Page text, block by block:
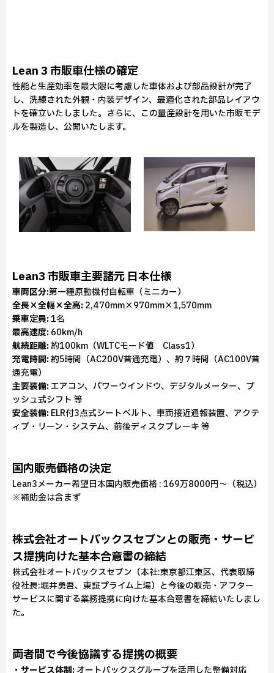
Lean 3 市販車仕様の確定
性能と生産効率を最大限に考慮した車体および部品設計が完了
し、洗練された外観・内装デザイン、最適化された部品レイアウ
トを確立いたしました。さらに、この量産設計を用いた市販モデ
ルを製造し、公開いたします。
Lean3 市販車主要諸元 日本仕様
車両区分:第一種原動機付自転車（ミニカー）
全長×全幅×全高:2,470mm×970mm×1,570mm
乗車定員:1名
最高速度:60km/h
航続距離:約100km（WLTCモード値 Class1）
充電時間:約5時間（AC200V普通充電）、約７時間（AC100V普
通充電）
主要装備:エアコン、パワーウインドウ、デジタルメーター、プ
ッシュ式シフト 等
安全装備:ELR付3点式シートベルト、車両接近通報装置、アクテ
ィブ・リーン・システム、前後ディスクブレーキ 等
国内販売価格の決定
Lean3メーカー希望日本国内販売価格 : 169万8000円〜（税込）
※補助金は含まず
株式会社オートバックスセブンとの販売・サービ
ス提携向けた基本合意書の締結
株式会社オートバックスセブン（本社:東京都江東区、代表取締
役社長:堀井勇吾、東証プライム上場）と今後の販売・アフター
サービスに関する業務提携に向けた基本合意書を締結いたしまし
た。
両者間で今後協議する提携の概要
・サービス体制:オートバックスグループを活用した整備対応